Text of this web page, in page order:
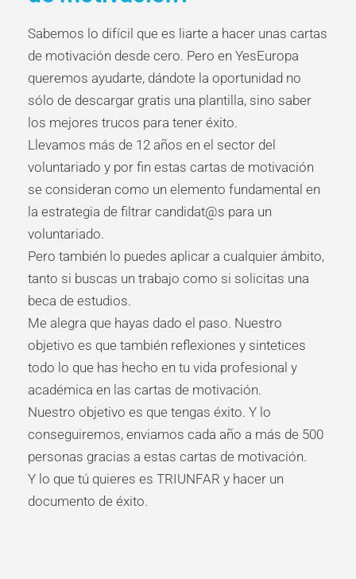
Sabemos lo difícil que es liarte a hacer unas cartas
de motivación desde cero. Pero en YesEuropa
queremos ayudarte, dándote la oportunidad no
sólo de descargar gratis una plantilla, sino saber
los mejores trucos para tener éxito.
Llevamos más de 12 años en el sector del
voluntariado y por fin estas cartas de motivación
se consideran como un elemento fundamental en
la estrategia de filtrar candidat@s para un
voluntariado.
Pero también lo puedes aplicar a cualquier ámbito,
tanto si buscas un trabajo como si solicitas una
beca de estudios.
Me alegra que hayas dado el paso. Nuestro
objetivo es que también reflexiones y sintetices
todo lo que has hecho en tu vida profesional y
académica en las cartas de motivación.
Nuestro objetivo es que tengas éxito. Y lo
conseguiremos, enviamos cada año a más de 500
personas gracias a estas cartas de motivación.
Y lo que tú quieres es TRIUNFAR y hacer un
documento de éxito.